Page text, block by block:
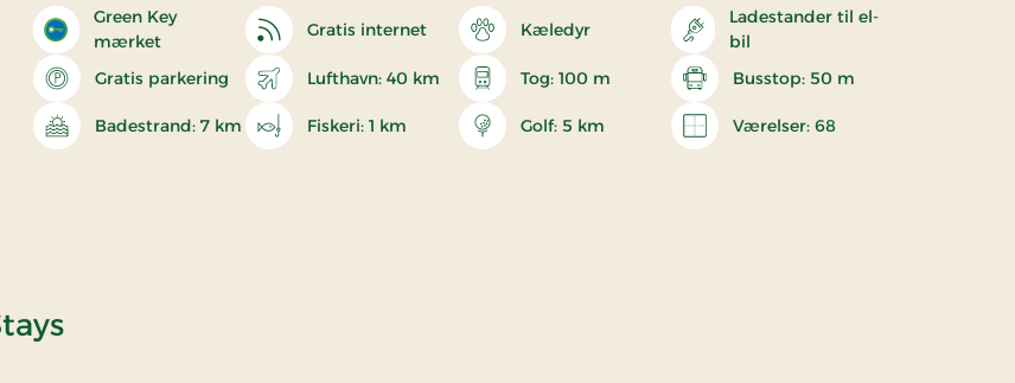
Green Key
mærket
Gratis internet Kæledyr
Ladestander til el-
bil
Gratis parkering
Lufthavn: 40 km Tog: 100 m Busstop: 50 m
Badestrand: 7 km Fiskeri: 1 km Golf: 5 km Værelser: 68